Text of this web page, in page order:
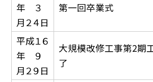
年 ３
月２４日
第一回卒業式
平成１６
年 ９
月２９日
大規模改修工事第2期工
了